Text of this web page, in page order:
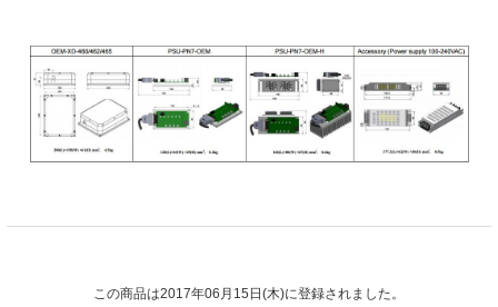
この商品は2017年06月15日(木)に登録されました。